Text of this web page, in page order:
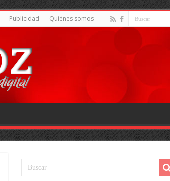
Publicidad Quiénes somos